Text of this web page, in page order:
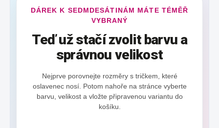
DÁREK K SEDMDESÁTINÁM MÁTE TÉMĚŘ
VYBRANÝ
Teď už stačí zvolit barvu a
správnou velikost
Nejprve porovnejte rozměry s tričkem, které
oslavenec nosí. Potom nahoře na stránce vyberte
barvu, velikost a vložte připravenou variantu do
košíku.